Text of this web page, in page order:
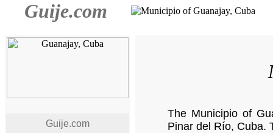
Guije.com
Guije.com
The Municipio of
Pinar del Río, Cuba.